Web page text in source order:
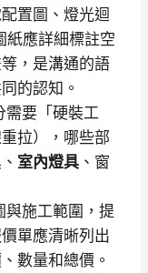
置圖、燈光迴
紙應詳細標註空
，是溝通的語
的認知。
需要「硬裝工
拉），哪些部
室內燈具 、窗
與施工範圍，提
單應清晰列出
數量和總價。